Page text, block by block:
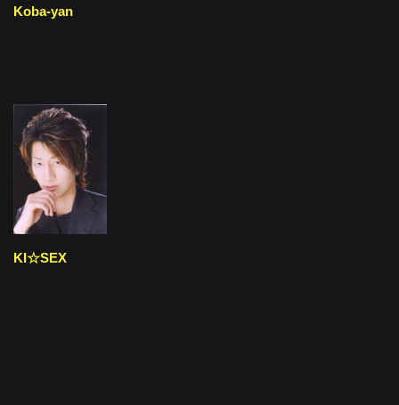
Koba-yan
KI☆SEX